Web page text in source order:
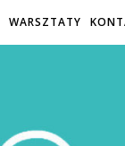
WARSZTATY